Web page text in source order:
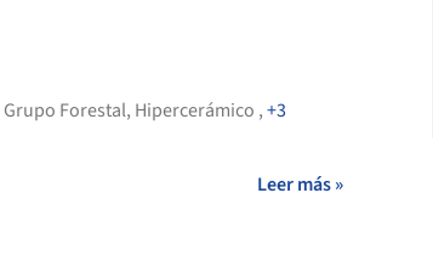
Grupo Forestal, Hipercerámico ,+3
Leer más »